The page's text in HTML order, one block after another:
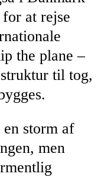
for at rejse
the plane –
til tog,
storm af
men